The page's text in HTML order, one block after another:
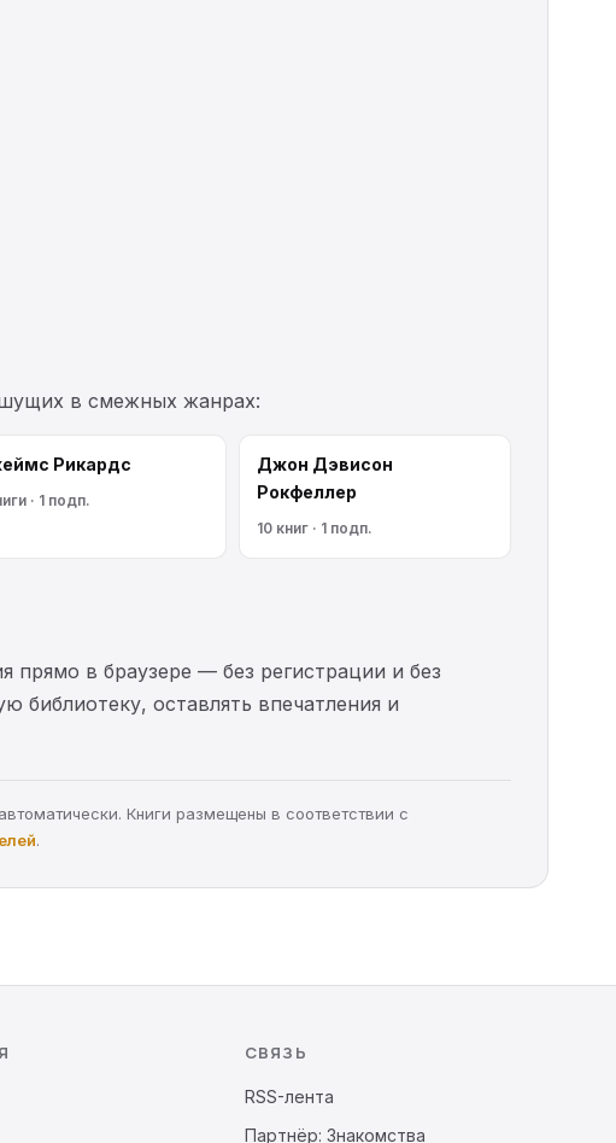
в смежных жанрах:
Рикардс
· 1 подп.
Джон Дэвисон
Рокфеллер
10 книг · 1 подп.
прямо в браузере — без регистрации и без
библиотеку, оставлять впечатления и
Книги размещены в соответствии с
.
СВЯЗЬ
RSS-лента
Партнёр: Знакомства